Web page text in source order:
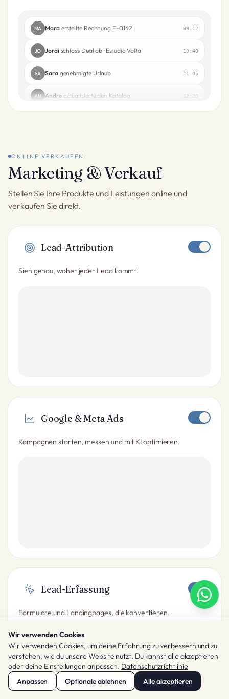
MA Mara erstellte Rechnung F-0142 09:12
JO Jordi schloss Deal ab · Estudio Volta 10:40
SA Sara genehmigte Urlaub 11:05
AN Andre aktualisierte den Katalog 12:20
ONLINE VERKAUFEN
Marketing & Verkauf
Stellen Sie Ihre Produkte und Leistungen online und
verkaufen Sie direkt.
Lead-Attribution
Sieh genau, woher jeder Lead kommt.
Google & Meta Ads
Kampagnen starten, messen und mit KI optimieren.
Lead-Erfassung
Formulare und Landingpages, die konvertieren.
Wir verwenden Cookies
Wir verwenden Cookies, um deine Erfahrung zu verbessern und zu
verstehen, wie du unsere Website nutzt. Du kannst alle akzeptieren
oder deine Einstellungen anpassen. Datenschutzrichtlinie
Anpassen
Optionale ablehnen Alle akzeptieren